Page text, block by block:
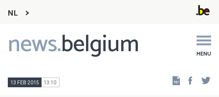
NL
news.belgium MENU
Main
navigation
13 FEB 2015 13:10